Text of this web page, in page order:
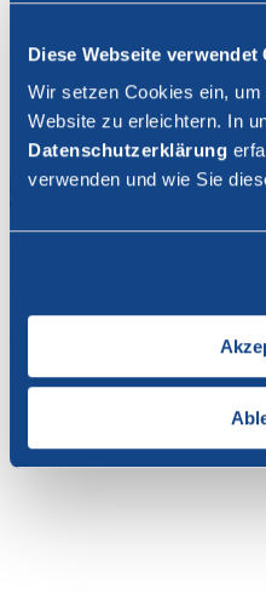
Diese Webseite verwendet
Wir setzen Cookies ein,
Website zu erleichtern. In
Datenschutzerklärung
verwenden und wie Sie
FR
Connexion
Fermer la recherche
En tant que membre de
connecter avec votre nom
accéder au contenu de cette page.
Si vous n'avez pas encore
votre login personnel au